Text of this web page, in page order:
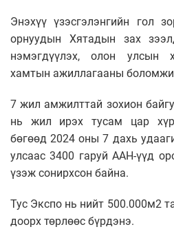
Энэхүү үзэсгэлэнгийн гол
орнуудын Хятадын зах
нэмэгдүүлэх, олон улсын
хамтын ажиллагааны
7 жил амжилттай зохион
нь жил ирэх тусам цар
бөгөөд 2024 оны 7 дахь
улсаас 3400 гаруй ААН-үүд
үзэж сонирхсон байна.
Тус Экспо нь нийт 500.000м2
доорх төрлөөс бүрдэнэ.